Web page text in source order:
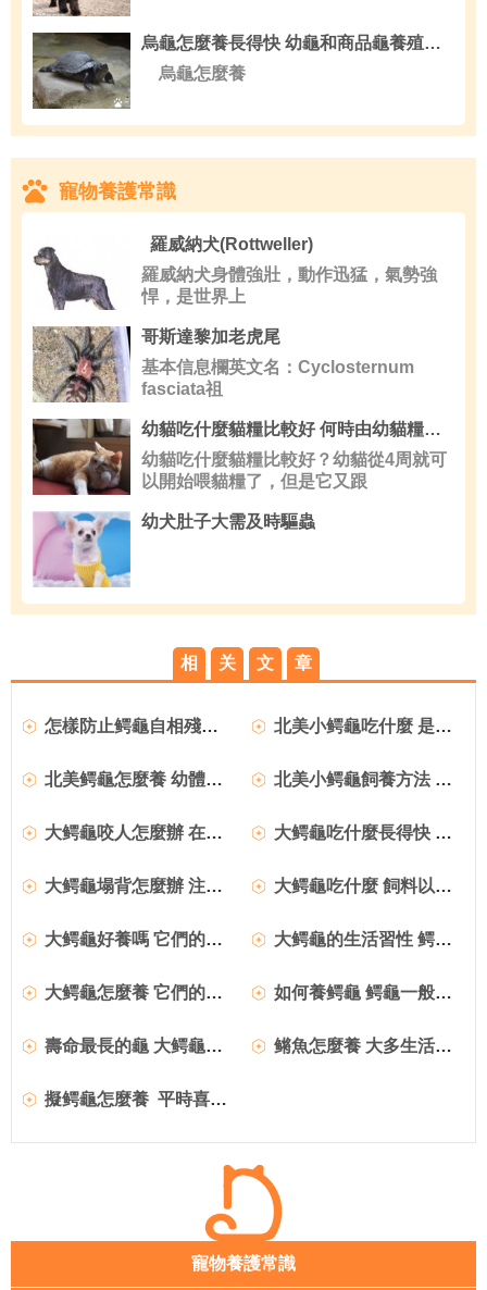
烏龜怎麼養長得快 幼龜和商品龜養殖注意技巧
烏龜怎麼養
寵物養護常識
羅威納犬(Rottweller)
羅威納犬身體強壯，動作迅猛，氣勢強
悍，是世界上
哥斯達黎加老虎尾
基本信息欄英文名：Cyclosternum
fasciata祖
幼貓吃什麼貓糧比較好 何時由幼貓糧轉換為成貓糧
幼貓吃什麼貓糧比較好？幼貓從4周就可
以開始喂貓糧了，但是它又跟
幼犬肚子大需及時驅蟲
相 关 文 章
怎樣防止鳄龜自相殘殺 防止鳄龜自相殘殺方法 北美小鳄龜吃什麼 是雜食偏肉的動物
北美鳄龜怎麼養 幼體可多樣化喂食 北美小鳄龜飼養方法 可以2天一喂
大鳄龜咬人怎麼辦 在水中性格較溫和 大鳄龜吃什麼長得快 動物內髒要少喂
大鳄龜塌背怎麼辦 注意飼養的水位 大鳄龜吃什麼 飼料以動物飼料為主
大鳄龜好養嗎 它們的生活環境要夠寬敞 大鳄龜的生活習性 鳄龜喜食活體動物
大鳄龜怎麼養 它們的食量是非常大的 如何養鳄龜 鳄龜一般較少患病
壽命最長的龜 大鳄龜能活到80歲左右 鳉魚怎麼養 大多生活在弱酸性的水質
擬鳄龜怎麼養 平時喜歡吃一些小魚小蝦
寵物養護常識